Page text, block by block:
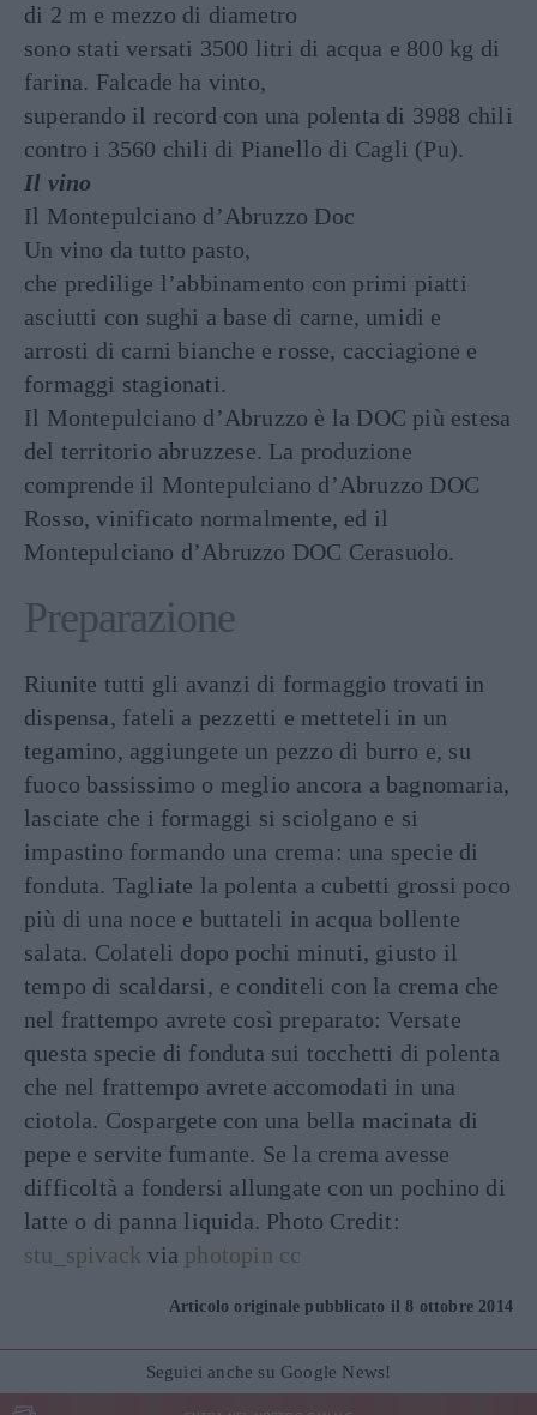
di 2 m e mezzo di diametro
sono stati versati 3500 litri di acqua e 800 kg di
farina. Falcade ha vinto,
superando il record con una polenta di 3988 chili
contro i 3560 chili di Pianello di Cagli (Pu).
Il vino
Il Montepulciano d’Abruzzo Doc
Un vino da tutto pasto,
che predilige l’abbinamento con primi piatti
asciutti con sughi a base di carne, umidi e
arrosti di carni bianche e rosse, cacciagione e
formaggi stagionati.
Il Montepulciano d’Abruzzo è la DOC più estesa
del territorio abruzzese. La produzione
comprende il Montepulciano d’Abruzzo DOC
Rosso, vinificato normalmente, ed il
Montepulciano d’Abruzzo DOC Cerasuolo.
Preparazione
Riunite tutti gli avanzi di formaggio trovati in
dispensa, fateli a pezzetti e metteteli in un
tegamino, aggiungete un pezzo di burro e, su
fuoco bassissimo o meglio ancora a bagnomaria,
lasciate che i formaggi si sciolgano e si
impastino formando una crema: una specie di
fonduta. Tagliate la polenta a cubetti grossi poco
più di una noce e buttateli in acqua bollente
salata. Colateli dopo pochi minuti, giusto il
tempo di scaldarsi, e conditeli con la crema che
nel frattempo avrete così preparato: Versate
questa specie di fonduta sui tocchetti di polenta
che nel frattempo avrete accomodati in una
ciotola. Cospargete con una bella macinata di
pepe e servite fumante. Se la crema avesse
difficoltà a fondersi allungate con un pochino di
latte o di panna liquida. Photo Credit:
stu_spivack via photopin cc
Articolo originale pubblicato il 8 ottobre 2014
Seguici anche su Google News!